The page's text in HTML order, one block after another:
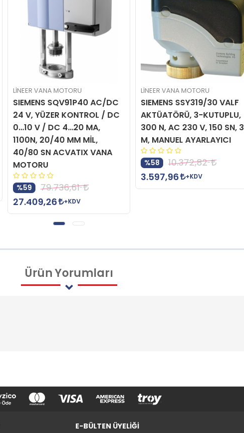
LİNEER VANA MOTORU
SIEMENS SQV91P40 AC/DC
24 V, YÜZER KONTROL / DC
0…10 V / DC 4…20 MA,
1100N, 20/40 MM MİL,
40/80 SN ACVATIX VANA
MOTORU
%59
79.736,61
27.409,26
+KDV
LİNEER VANA MOTORU
SIEMENS SSY319/30 VALF
AKTÜATÖRÜ, 3-KUTUPLU,
300 N, AC 230 V, 150 SN, 3
M, MANUEL AYARLAYICI
%58
10.372,82
3.597,96
+KDV
ÜrünYorumları
E-BÜLTEN ÜYELİĞİ